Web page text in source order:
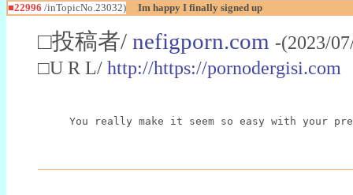
■22996 /inTopicNo.23032) Im happy I finally signed up
□投稿者/ nefigporn.com -(2023/
□U R L/ http://https://pornodergisi.com
You really make it seem so easy with your